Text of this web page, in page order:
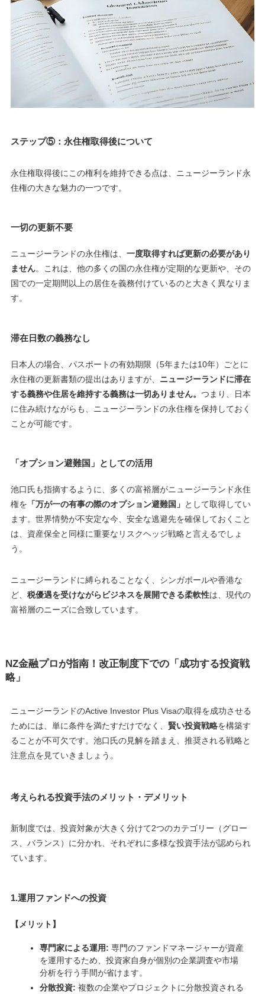
ステップ⑤：永住権取得後について
永住権取得後にこの権利を維持できる点は、ニュージーランド永
住権の大きな魅力の一つです。
一切の更新不要
ニュージーランドの永住権は、 一度取得すれば更新の必要があり
ません。これは、他の多くの国の永住権が定期的な更新や、その
国での一定期間以上の居住を義務付けているのと大きく異なりま
す。
滞在日数の義務なし
日本人の場合、パスポートの有効期限（5年または10年）ごとに
永住権の更新書類の提出はありますが、 ニュージーランドに滞在
する義務や住居を維持する義務は一切ありません。 つまり、日本
に住み続けながらも、ニュージーランドの永住権を保持しておく
ことが可能です。
「オプション避難国」としての活用
池口氏も指摘するように、多くの富裕層がニュージーランド永住
権を 「万が一の有事の際のオプション避難国」 として取得してい
ます。世界情勢が不安定な今、安全な逃避先を確保しておくこと
は、資産保全と同様に重要なリスクヘッジ戦略と言えるでしょ
う。
ニュージーランドに縛られることなく、シンガポールや香港な
ど、 税優遇を受けながらビジネスを展開できる柔軟性は、現代の
富裕層のニーズに合致しています。
NZ金融プロが指南！改正制度下での「成功する投資戦
略」
ニュージーランドのActive Investor Plus Visaの取得を成功させる
ためには、単に条件を満たすだけでなく、 賢い投資戦略を構築す
ることが不可欠です。池口氏の見解を踏まえ、推奨される戦略と
注意点を見ていきましょう。
考えられる投資手法のメリット・デメリット
新制度では、投資対象が大きく分けて2つのカテゴリー（グロー
ス、バランス）に分かれ、それぞれに多様な投資手法が認められ
ています。
1.運用ファンドへの投資
【メリット】
専門家による運用: 専門のファンドマネージャーが資産
を運用するため、投資家自身が個別の企業調査や市場
分析を行う手間が省けます。
分散投資: 複数の企業やプロジェクトに分散投資される